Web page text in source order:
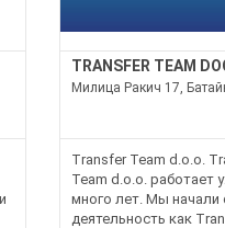
TRANSFER TEAM
Милица Ракич 17,
Transfer Team d.o.o.
Team d.o.o. работает
много лет. Мы начали
деятельность как